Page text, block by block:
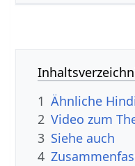
1 Ähnliche
2 Video zum
3 Siehe auch
4